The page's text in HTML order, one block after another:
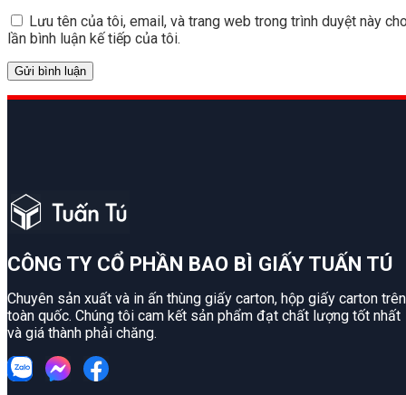
Lưu tên của tôi, email, và trang web trong trình duyệt này
lần bình luận kế tiếp của tôi.
CÔNG TY CỔ PHẦN BAO BÌ GIẤY TUẤN TÚ
Chuyên sản xuất và in ấn thùng giấy carton, hộp giấy carton trên
toàn quốc. Chúng tôi cam kết sản phẩm đạt chất lượng tốt nhất
và giá thành phải chăng.